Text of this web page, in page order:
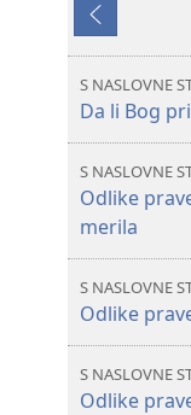
Prethodno
S NASLOVNE
Da li Bog
S NASLOVNE
Odlike
merila
S NASLOVNE
Odlike
S NASLOVNE
Odlike